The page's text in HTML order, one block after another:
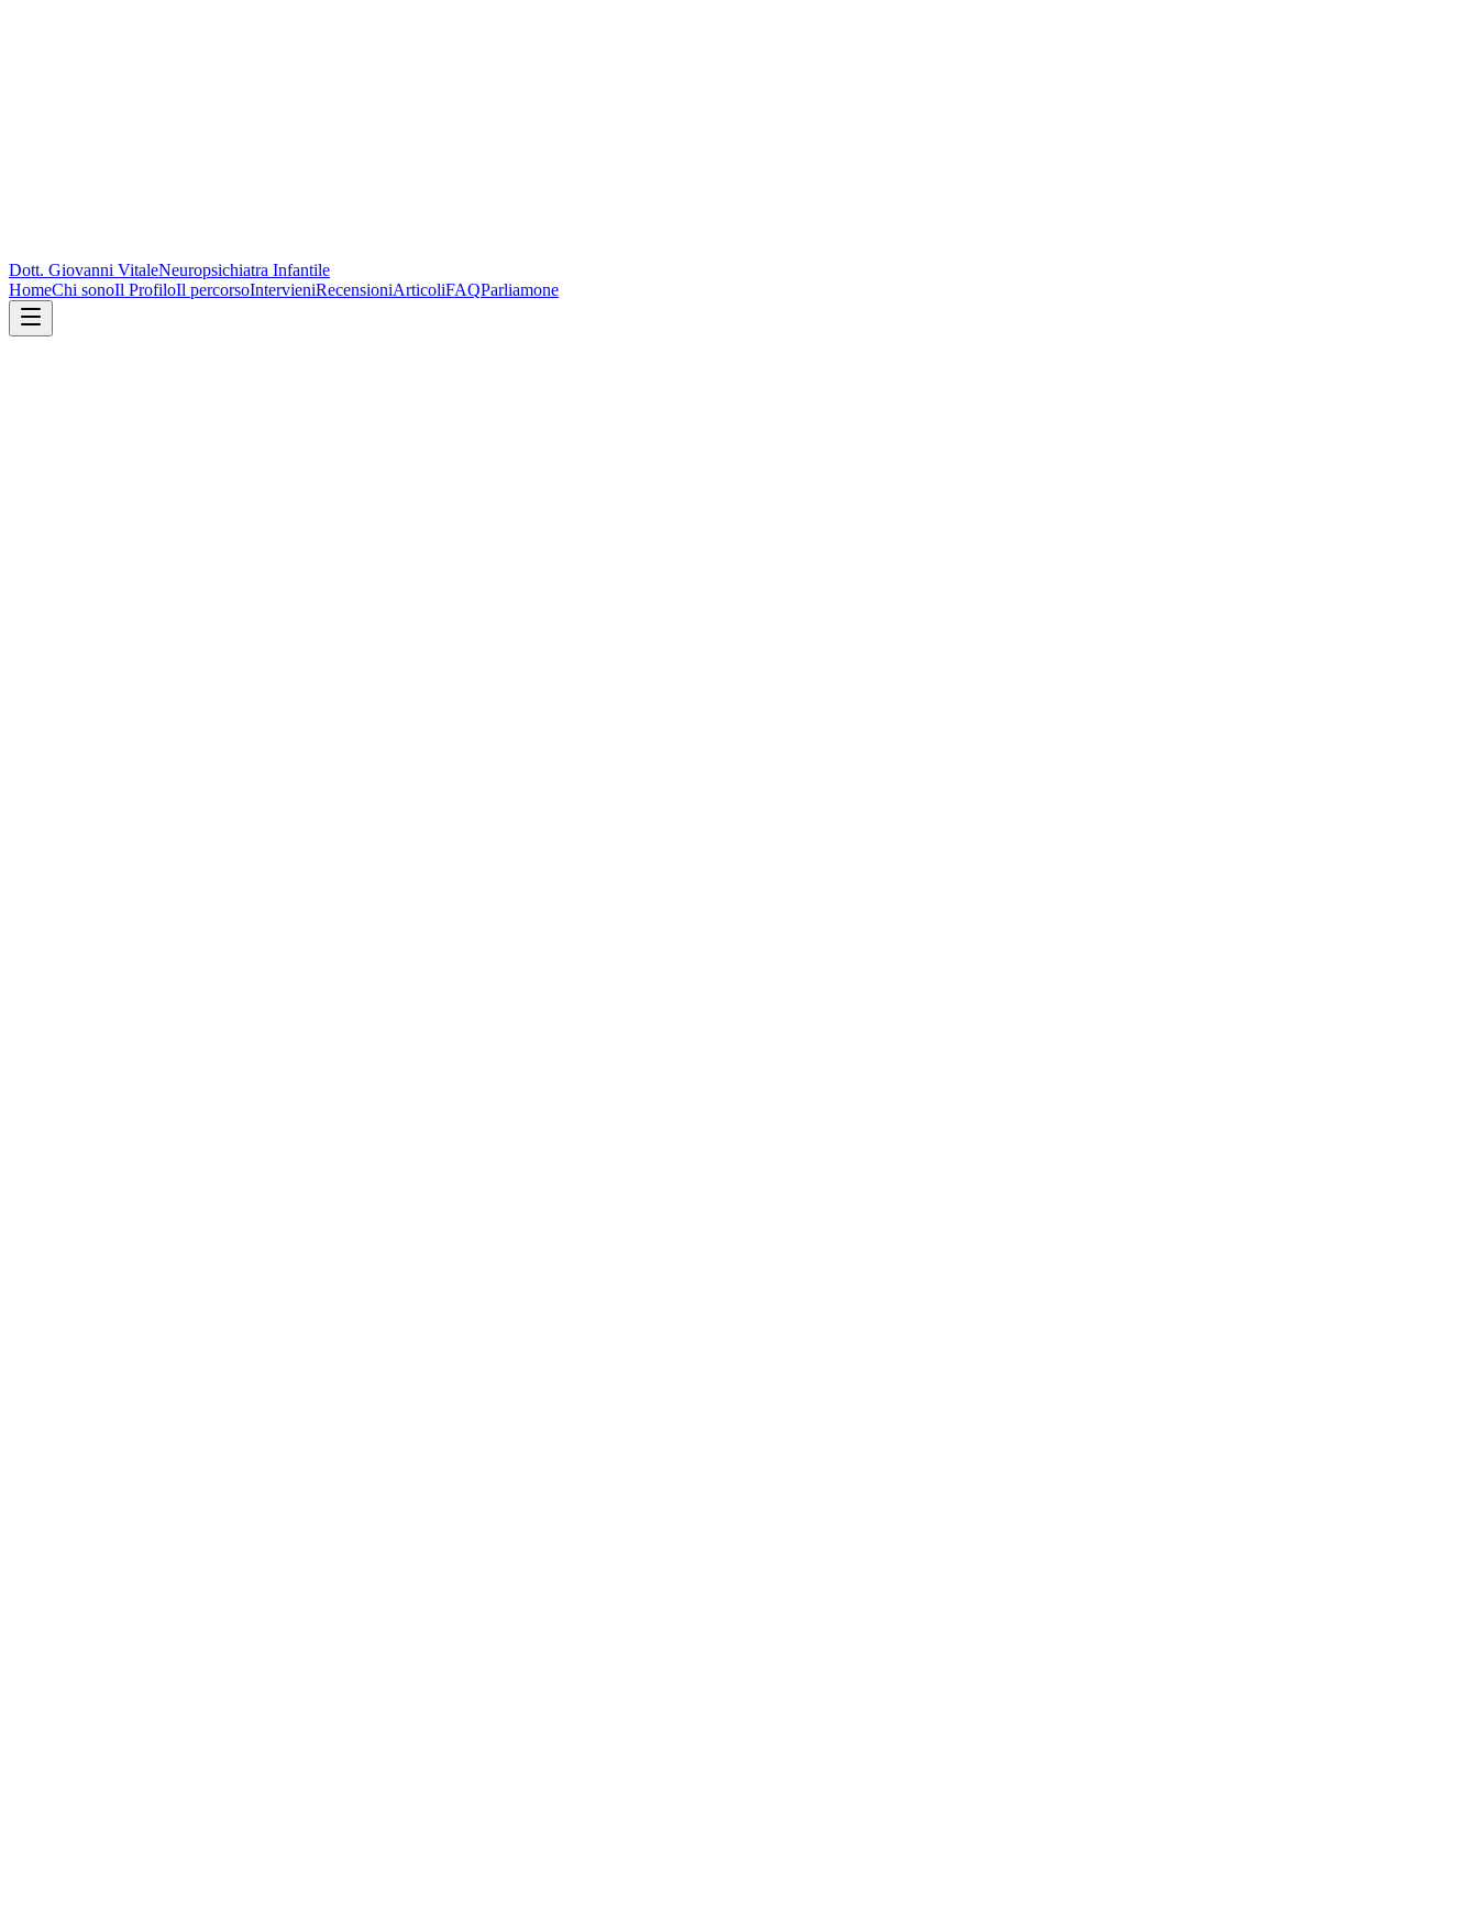
Dott. Giovanni VitaleNeuropsichiatra Infantile
HomeChi sonoIl ProfiloIl percorsoIntervieniRecensioniArticoliFAQParliamone